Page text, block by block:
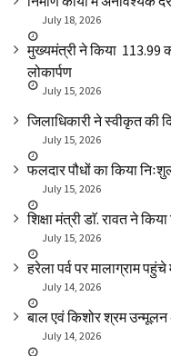
July 18, 2026
मुख्यमंत्री ने किया ₹ 113.99
लोकार्पण
July 15, 2026
जिलाधिकारी ने स्वीकृत की
July 15, 2026
फलदार पौधों का किया
July 15, 2026
शिक्षा मंत्री डाॅ. रावत ने
July 15, 2026
हरेला पर्व पर मालाग्राम
July 14, 2026
बाल एवं किशोर श्रम उन्मूलन
July 14, 2026